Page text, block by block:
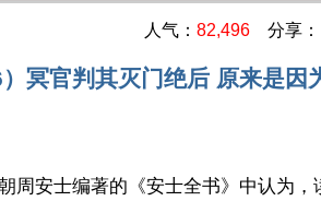
人气： 82,496 分享：
冥官判其灭门绝后 原来是因
周安士编著的《安士全书》中认为，